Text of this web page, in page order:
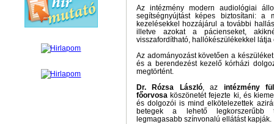
Az intézmény modern audiológiai
segítségnyújtást képes biztosítani: a
kezelésekkel hozzájárul a további
illetve azokat a pácienseket,
visszafordítható, hallókészülékekkel látja
Az adományozást követően a
és a berendezést kezelő kórházi
megtörtént.
Dr. Rózsa László, az intézmény
főorvosa köszönetét fejezte ki, és
és dolgozói is mind elkötelezettek
betegek a lehető legkorszerűbb
legmagasabb színvonalú ellátást kapják.